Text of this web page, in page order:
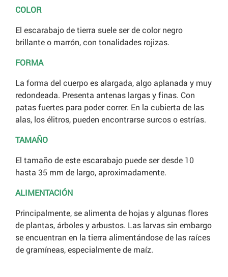
COLOR
El escarabajo de tierra suele ser de color negro
brillante o marrón, con tonalidades rojizas.
FORMA
La forma del cuerpo es alargada, algo aplanada y muy
redondeada. Presenta antenas largas y finas. Con
patas fuertes para poder correr. En la cubierta de las
alas, los élitros, pueden encontrarse surcos o estrías.
TAMAÑO
El tamaño de este escarabajo puede ser desde 10
hasta 35 mm de largo, aproximadamente.
ALIMENTACIÓN
Principalmente, se alimenta de hojas y algunas flores
de plantas, árboles y arbustos. Las larvas sin embargo
se encuentran en la tierra alimentándose de las raíces
de gramíneas, especialmente de maíz.